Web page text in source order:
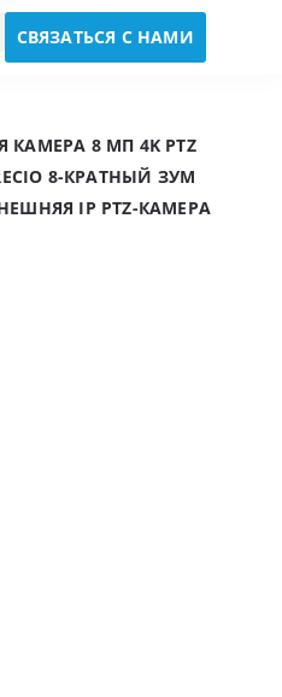
СВЯЗАТЬСЯ С НАМИ
8 МП 4K PTZ
8-КРАТНЫЙ ЗУМ
IP PTZ-КАМЕРА